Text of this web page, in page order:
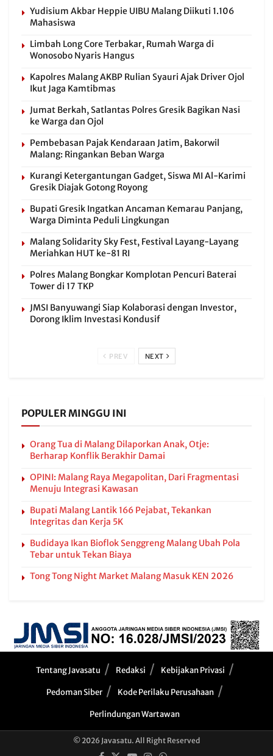
Yudisium Akbar Heppie UIBU Malang Diikuti 1.106
Mahasiswa
Limbah Long Core Terbakar, Rumah Warga di
Wonosobo Nyaris Hangus
Kapolres Malang AKBP Rulian Syauri Ajak Driver Ojol
Ikut Jaga Kamtibmas
Jumat Berkah, Satlantas Polres Gresik Bagikan Nasi
ke Warga dan Ojol
Pembebasan Pajak Kendaraan Jatim, Bakorwil
Malang: Ringankan Beban Warga
Kurangi Ketergantungan Gadget, Siswa MI Al-Karimi
Gresik Diajak Gotong Royong
Bupati Gresik Ingatkan Ancaman Kemarau Panjang,
Warga Diminta Peduli Lingkungan
Malang Solidarity Sky Fest, Festival Layang-Layang
Meriahkan HUT ke-81 RI
Polres Malang Bongkar Komplotan Pencuri Baterai
Tower di 17 TKP
JMSI Banyuwangi Siap Kolaborasi dengan Investor,
Dorong Iklim Investasi Kondusif
PREV NEXT
POPULER MINGGU INI
Orang Tua di Malang Dilaporkan Anak, Otje:
Berharap Konflik Berakhir Damai
OPINI: Malang Raya Megapolitan, Dari Fragmentasi
Menuju Integrasi Kawasan
Bupati Malang Lantik 166 Pejabat, Tekankan
Integritas dan Kerja 5K
Budidaya Ikan Bioflok Senggreng Malang Ubah Pola
Tebar untuk Tekan Biaya
Tong Tong Night Market Malang Masuk KEN 2026
Tentang Javasatu Redaksi Kebijakan Privasi
Pedoman Siber Kode Perilaku Perusahaan
Perlindungan Wartawan
© 2026 Javasatu. All Right Reserved